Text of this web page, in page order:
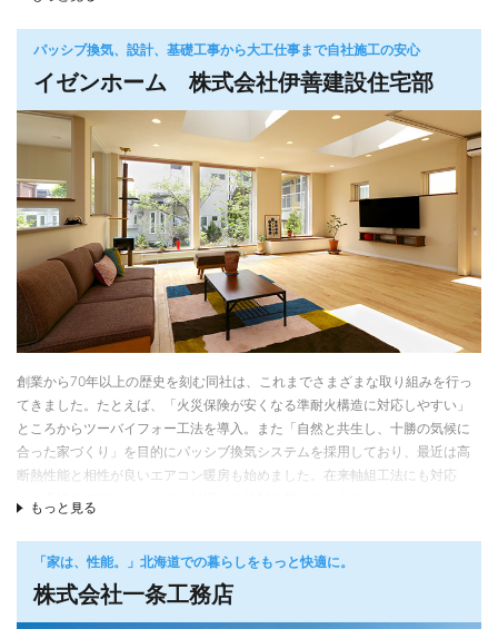
ま。丁寧な打ち合わせを元に行うプランづくりや、性能を重視した住宅施工
が欠かせないため、年間３棟が理想と石井社長は考えている。十勝２×４協会
パッシブ換気、設計、基礎工事から大工仕事まで自社施工の安心
イゼンホーム 株式会社伊善建設住宅部
創業から70年以上の歴史を刻む同社は、これまでさまざまな取り組みを行っ
てきました。たとえば、「火災保険が安くなる準耐火構造に対応しやすい」
ところからツーバイフォー工法を導入。また「自然と共生し、十勝の気候に
合った家づくり」を目的にパッシブ換気システムを採用しており、最近は高
断熱性能と相性が良いエアコン暖房も始めました。在来軸組工法にも対応
し、多様なデザインニーズに対応する体制を整えています。
す。長く住む家だから、責任ある施工体制でアフターサービスも含めた長い
お付き合いができます。
十勝へ移住を希望する人たちからの相談や、家づくりも増えています。
もっと見る
「家は、性能。」北海道での暮らしをもっと快適に。
株式会社一条工務店